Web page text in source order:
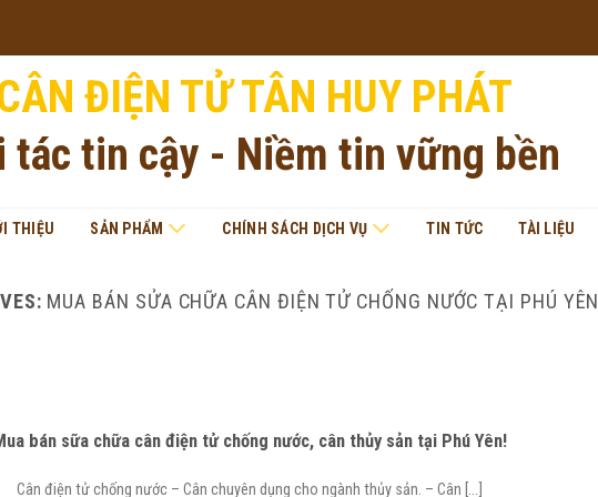
ĐIỆN TỬ TÂN HUY PHÁT
tác tin cậy - Niềm tin vững bền
THIỆU SẢN PHẨM CHÍNH SÁCH DỊCH VỤ TIN TỨC TÀI LIỆU
MUA BÁN SỬA CHỮA CÂN ĐIỆN TỬ CHỐNG NƯỚC TẠI PHÚ YÊN
bán sữa chữa cân điện tử chống nước, cân thủy sản tại Phú Yên!
Cân điện tử chống nước – Cân chuyên dụng cho ngành thủy sản. – Cân [...]